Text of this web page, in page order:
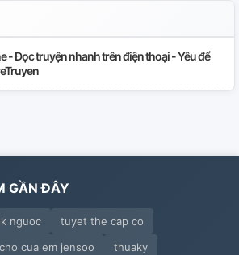
- Đọc truyện nhanh trên điện thoại - Yêu để
GẦN ĐÂY
nguoc
tuyet the cap co
cua em jensoo
thuaky